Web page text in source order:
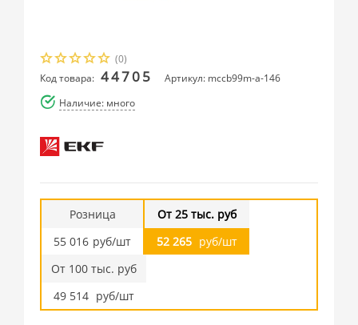
(0)
Код товара: 44705
Артикул: mccb99m-a-146
Наличие: много
Розница
55 016 руб/шт
От 25 тыс. руб
52 265 руб/шт
От 100 тыс. руб
49 514 руб/шт